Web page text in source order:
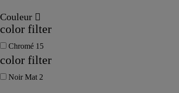
Couleur
color filter
Chromé 15
color filter
Noir Mat 2